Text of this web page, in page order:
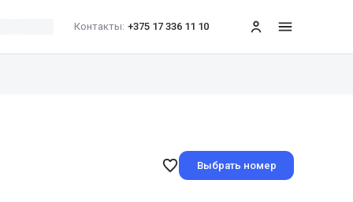
Контакты: +375 17 336 11 10 меню
Выбрать номер